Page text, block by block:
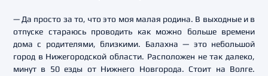
— Да просто за то, что это моя малая родина. В выходные и в
отпуске стараюсь проводить как можно больше времени
дома с родителями, близкими. Балахна — это небольшой
город в Нижегородской области. Расположен не так далеко,
минут в 50 езды от Нижнего Новгорода. Стоит на Волге.